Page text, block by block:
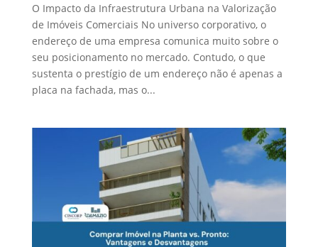
O Impacto da Infraestrutura Urbana na Valorização
de Imóveis Comerciais No universo corporativo, o
endereço de uma empresa comunica muito sobre o
seu posicionamento no mercado. Contudo, o que
sustenta o prestígio de um endereço não é apenas a
placa na fachada, mas o...